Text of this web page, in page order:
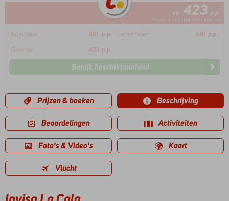
va 423 p.p.
*incl. alle verplichte kosten
Augustus 481 p.p. September 440 p.p.
Oktober
423 p.p.
Bekijk beschikbaarheid
Prijzen & boeken Beschrijving
Beoordelingen Activiteiten
Foto's & Video's Kaart
Vlucht